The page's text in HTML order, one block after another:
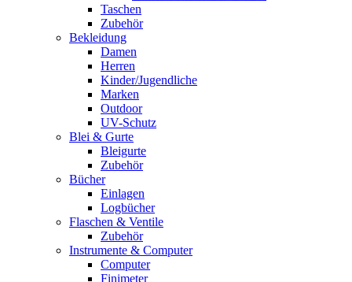
Taschen
Zubehör
Bekleidung
Damen
Herren
Kinder/Jugendliche
Marken
Outdoor
UV-Schutz
Blei & Gurte
Bleigurte
Zubehör
Bücher
Einlagen
Logbücher
Flaschen & Ventile
Zubehör
Instrumente & Computer
Computer
Finimeter